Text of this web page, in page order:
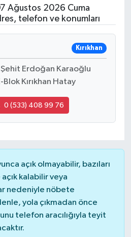
Ağustos 2026 Cuma
telefon ve konumları
Kırıkhan
Erdoğan Karaoğlu
Kırıkhan Hatay
0 (533) 408 99 76
açık olmayabilir, bazıları
kalabilir veya
nedeniyle nöbete
yola çıkmadan önce
telefon aracılığıyla teyit